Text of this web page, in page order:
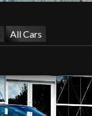
All Cars